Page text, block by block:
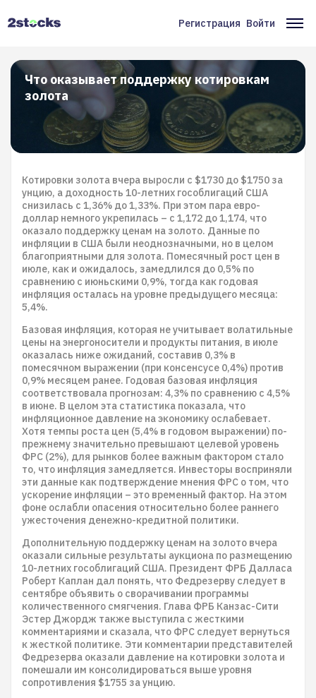
Меню
учётной
записи
пользователя
Регистрация Войти
Что оказывает поддержку котировкам
золота
Котировки золота вчера выросли с $1730 до $1750 за
унцию, а доходность 10-летних гособлигаций США
снизилась с 1,36% до 1,33%. При этом пара евро-
доллар немного укрепилась – с 1,172 до 1,174, что
оказало поддержку ценам на золото. Данные по
инфляции в США были неоднозначными, но в целом
благоприятными для золота. Помесячный рост цен в
июле, как и ожидалось, замедлился до 0,5% по
сравнению с июньскими 0,9%, тогда как годовая
инфляция осталась на уровне предыдущего месяца:
5,4%.
Базовая инфляция, которая не учитывает волатильные
цены на энергоносители и продукты питания, в июле
оказалась ниже ожиданий, составив 0,3% в
помесячном выражении (при консенсусе 0,4%) против
0,9% месяцем ранее. Годовая базовая инфляция
соответствовала прогнозам: 4,3% по сравнению с 4,5%
в июне. В целом эта статистика показала, что
инфляционное давление на экономику ослабевает.
Хотя темпы роста цен (5,4% в годовом выражении) по-
прежнему значительно превышают целевой уровень
ФРС (2%), для рынков более важным фактором стало
то, что инфляция замедляется. Инвесторы восприняли
эти данные как подтверждение мнения ФРС о том, что
ускорение инфляции – это временный фактор. На этом
фоне ослабли опасения относительно более раннего
ужесточения денежно-кредитной политики.
Дополнительную поддержку ценам на золото вчера
оказали сильные результаты аукциона по размещению
10-летних гособлигаций США. Президент ФРБ Далласа
Роберт Каплан дал понять, что Федрезерву следует в
сентябре объявить о сворачивании программы
количественного смягчения. Глава ФРБ Канзас-Сити
Эстер Джордж также выступила с жесткими
комментариями и сказала, что ФРС следует вернуться
к жесткой политике. Эти комментарии представителей
Федрезерва оказали давление на котировки золота и
помешали им консолидироваться выше уровня
сопротивления $1755 за унцию.